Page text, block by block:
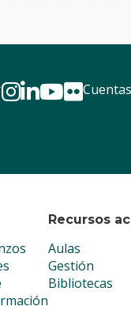
Recursos
Aulas
Gestión
Bibliotecas